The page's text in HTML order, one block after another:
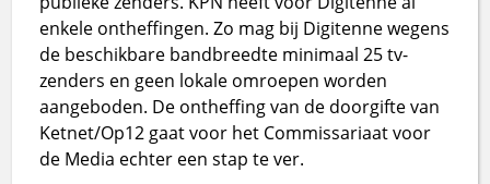
enkele ontheffingen. Zo mag bij Digitenne wegens
de beschikbare bandbreedte minimaal 25 tv-
zenders en geen lokale omroepen worden
aangeboden. De ontheffing van de doorgifte van
Ketnet/Op12 gaat voor het Commissariaat voor
de Media echter een stap te ver.